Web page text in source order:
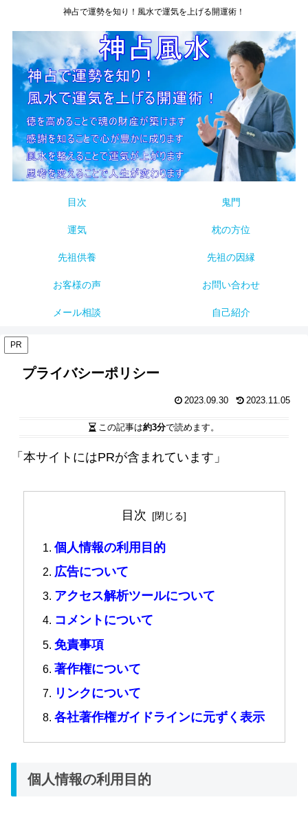
神占で運勢を知り！風水で運気を上げる開運術！
目次 鬼門
運気 枕の方位
先祖供養 先祖の因縁
お客様の声 お問い合わせ
メール相談 自己紹介
PR
プライバシーポリシー
2023.09.30 2023.11.05
この記事は約3分で読めます。
「本サイトにはPRが含まれています」
目次
個人情報の利用目的
広告について
アクセス解析ツールについて
コメントについて
免責事項
著作権について
リンクについて
各社著作権ガイドラインに元ずく表示
個人情報の利用目的